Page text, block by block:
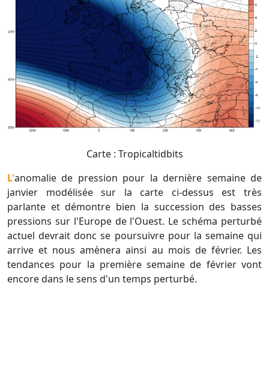
Carte : Tropicaltidbits
L'anomalie de pression pour la dernière semaine de
janvier modélisée sur la carte ci-dessus est très
parlante et démontre bien la succession des basses
pressions sur l'Europe de l'Ouest. Le schéma perturbé
actuel devrait donc se poursuivre pour la semaine qui
arrive et nous amènera ainsi au mois de février. Les
tendances pour la première semaine de février vont
encore dans le sens d'un temps perturbé.